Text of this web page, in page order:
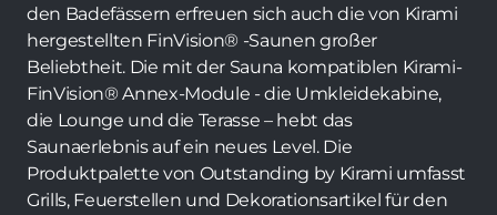
den Badefässern erfreuen sich auch die von Kirami
hergestellten FinVision® -Saunen großer
Beliebtheit. Die mit der Sauna kompatiblen Kirami-
FinVision® Annex-Module - die Umkleidekabine,
die Lounge und die Terasse – hebt das
Saunaerlebnis auf ein neues Level. Die
Produktpalette von Outstanding by Kirami umfasst
Grills, Feuerstellen und Dekorationsartikel für den